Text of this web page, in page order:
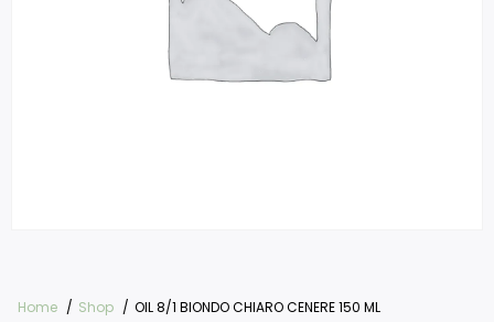
Home Shop OIL 8/1 BIONDO CHIARO CENERE 150 ML